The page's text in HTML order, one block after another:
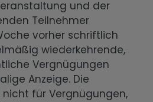
und der
Teilnehmer
vorher schriftlich
wiederkehrende,
Vergnügungen
Anzeige. Die
für Vergnügungen,